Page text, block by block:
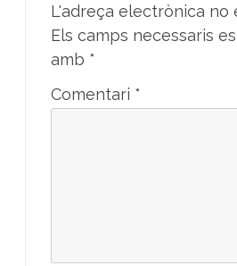
L'adreça electrònica no
Els camps necessaris
amb *
Comentari *